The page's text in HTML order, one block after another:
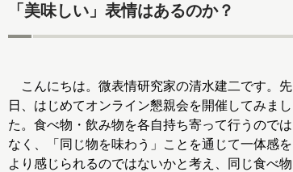
「美味しい」表情はあるのか？
こんにちは。微表情研究家の清水建二です。先
日、はじめてオンライン懇親会を開催してみまし
た。食べ物・飲み物を各自持ち寄って行うのでは
なく、「同じ物を味わう」ことを通じて一体感を
より感じられるのではないかと考え、同じ食べ物